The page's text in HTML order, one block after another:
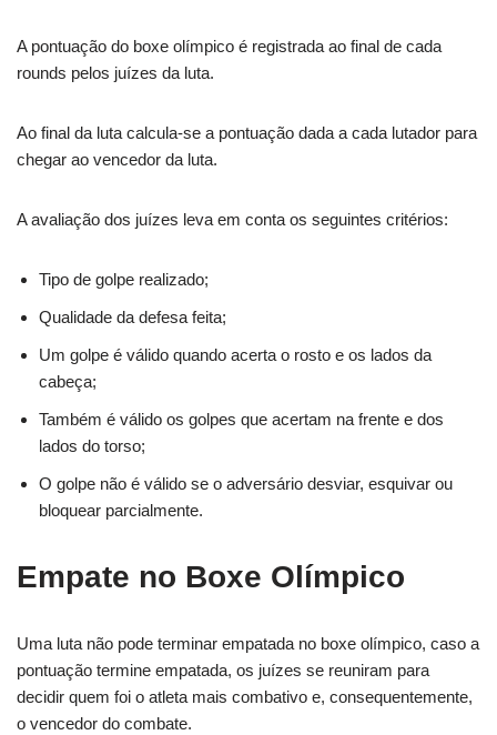
A pontuação do boxe olímpico é registrada ao final de cada
rounds pelos juízes da luta.
Ao final da luta calcula-se a pontuação dada a cada lutador para
chegar ao vencedor da luta.
A avaliação dos juízes leva em conta os seguintes critérios:
Tipo de golpe realizado;
Qualidade da defesa feita;
Um golpe é válido quando acerta o rosto e os lados da
cabeça;
Também é válido os golpes que acertam na frente e dos
lados do torso;
O golpe não é válido se o adversário desviar, esquivar ou
bloquear parcialmente.
Empate no Boxe Olímpico
Uma luta não pode terminar empatada no boxe olímpico, caso a
pontuação termine empatada, os juízes se reuniram para
decidir quem foi o atleta mais combativo e, consequentemente,
o vencedor do combate.